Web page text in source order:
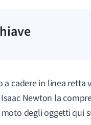
cadere in linea retta
Newton la
degli oggetti qui